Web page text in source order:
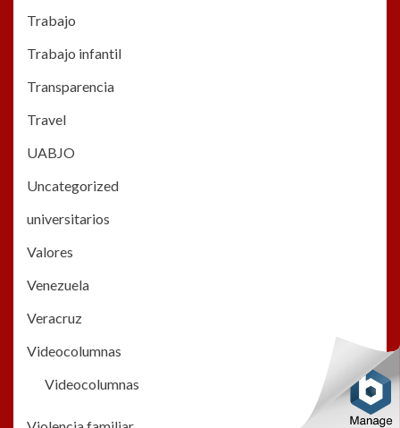
Trabajo
Trabajo infantil
Transparencia
Travel
UABJO
Uncategorized
universitarios
Valores
Venezuela
Veracruz
Videocolumnas
Videocolumnas